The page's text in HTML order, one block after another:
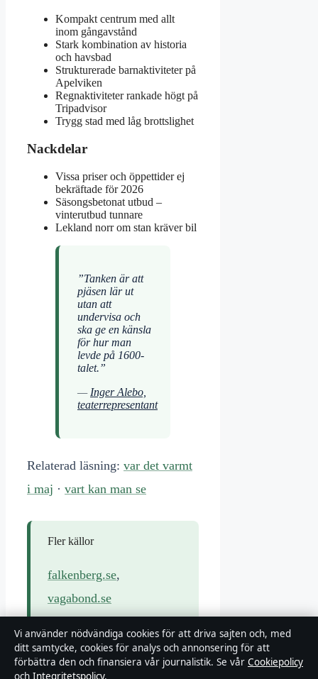
Kompakt centrum med allt
inom gångavstånd
Stark kombination av historia
och havsbad
Strukturerade barnaktiviteter på
Apelviken
Regnaktiviteter rankade högt på
Tripadvisor
Trygg stad med låg brottslighet
Nackdelar
Vissa priser och öppettider ej
bekräftade för 2026
Säsongsbetonat utbud –
vinterutbud tunnare
Lekland norr om stan kräver bil
”Tanken är att
pjäsen lär ut
utan att
undervisa och
ska ge en känsla
för hur man
levde på 1600-
talet.”
— Inger Alebo,
teaterrepresentant
Relaterad läsning: var det varmt
i maj · vart kan man se
Fler källor
falkenberg.se,
vagabond.se
Varbergs havsluft och historia
Vi använder nödvändiga cookies för att driva sajten och, med
ditt samtycke, cookies för analys och annonsering för att
förbättra den och finansiera vår journalistik. Se vår Cookiepolicy
och Integritetspolicy.